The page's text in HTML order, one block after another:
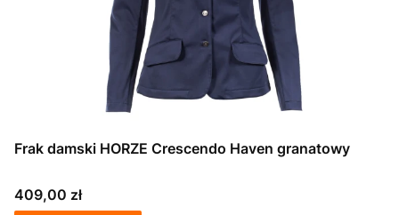
Frak damski HORZE Crescendo Haven granatowy
Cena
409,00 zł